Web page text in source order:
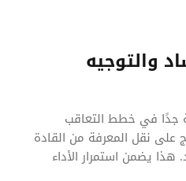
والتوجيه
جدًا في خطط التعاقب
على نقل المعرفة من القادة
هذا يضمن استمرار الأداء